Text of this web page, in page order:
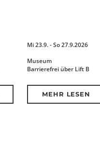
Mi 23.9. - So 27.9.2026
Museum
Barrierefrei über Lift B
MEHR LESEN